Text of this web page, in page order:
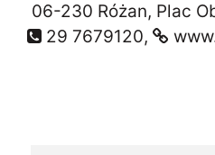
06-230 Różan, Plac
29 7679120,